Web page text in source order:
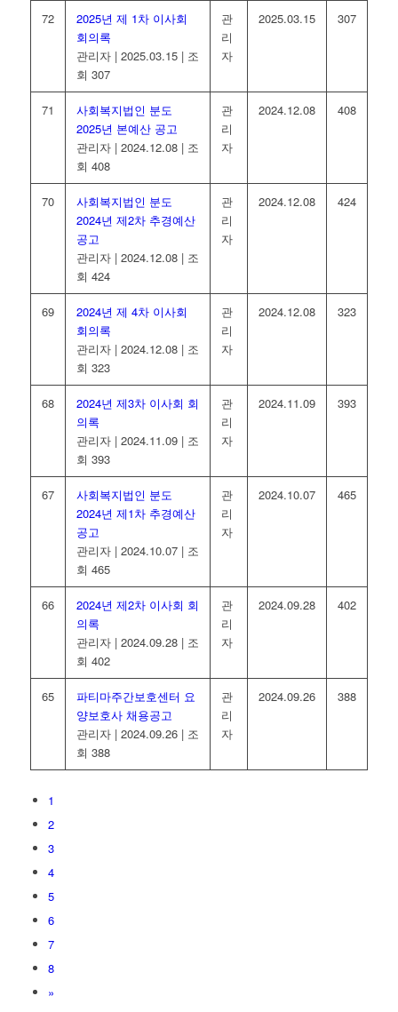
72
2025년 제 1차 이사회
회의록
관리자 | 2025.03.15 | 조
회 307
관
리
자
2025.03.15 307
71
사회복지법인 분도
2025년 본예산 공고
관리자 | 2024.12.08 | 조
회 408
관
리
자
2024.12.08 408
70
사회복지법인 분도
2024년 제2차 추경예산
공고
관리자 | 2024.12.08 | 조
회 424
관
리
자
2024.12.08 424
69
2024년 제 4차 이사회
회의록
관리자 | 2024.12.08 | 조
회 323
관
리
자
2024.12.08 323
68
2024년 제3차 이사회 회
의록
관리자 | 2024.11.09 | 조
회 393
관
리
자
2024.11.09 393
67
사회복지법인 분도
2024년 제1차 추경예산
공고
관리자 | 2024.10.07 | 조
회 465
관
리
자
2024.10.07 465
66
2024년 제2차 이사회 회
의록
관리자 | 2024.09.28 | 조
회 402
관
리
자
2024.09.28 402
65
파티마주간보호센터 요
양보호사 채용공고
관리자 | 2024.09.26 | 조
회 388
관
리
자
2024.09.26 388
1
2
3
4
5
6
7
8
»